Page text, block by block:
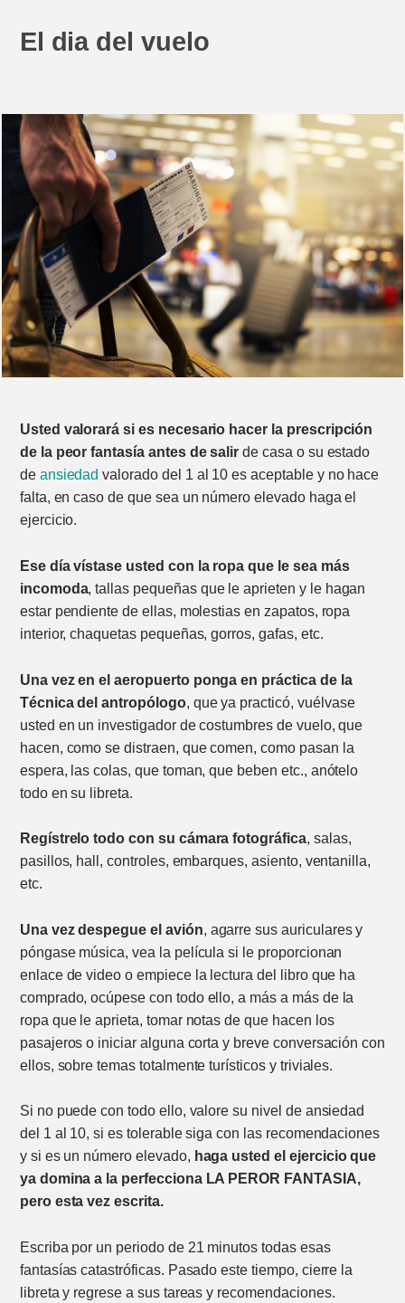
El dia del vuelo
Usted valorará si es necesario hacer la prescripción
de la peor fantasía antes de salir de casa o su estado
de ansiedad valorado del 1 al 10 es aceptable y no hace
falta, en caso de que sea un número elevado haga el
ejercicio.
Ese día vístase usted con la ropa que le sea más
incomoda, tallas pequeñas que le aprieten y le hagan
estar pendiente de ellas, molestias en zapatos, ropa
interior, chaquetas pequeñas, gorros, gafas, etc.
Una vez en el aeropuerto ponga en práctica de la
Técnica del antropólogo, que ya practicó, vuélvase
usted en un investigador de costumbres de vuelo, que
hacen, como se distraen, que comen, como pasan la
espera, las colas, que toman, que beben etc., anótelo
todo en su libreta.
Regístrelo todo con su cámara fotográfica, salas,
pasillos, hall, controles, embarques, asiento, ventanilla,
etc.
Una vez despegue el avión, agarre sus auriculares y
póngase música, vea la película si le proporcionan
enlace de video o empiece la lectura del libro que ha
comprado, ocúpese con todo ello, a más a más de la
ropa que le aprieta, tomar notas de que hacen los
pasajeros o iniciar alguna corta y breve conversación con
ellos, sobre temas totalmente turísticos y triviales.
Si no puede con todo ello, valore su nivel de ansiedad
del 1 al 10, si es tolerable siga con las recomendaciones
y si es un número elevado, haga usted el ejercicio que
ya domina a la perfecciona LA PEROR FANTASIA,
pero esta vez escrita.
Escriba por un periodo de 21 minutos todas esas
fantasías catastróficas. Pasado este tiempo, cierre la
libreta y regrese a sus tareas y recomendaciones.